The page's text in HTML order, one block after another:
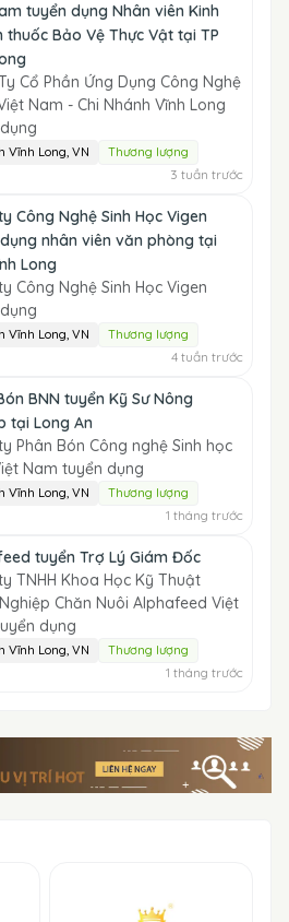
tuyển dụng Nhân viên Kinh
thuốc Bảo Vệ Thực Vật tại TP
Cổ Phần Ứng Dụng Công Nghệ
Nam - Chi Nhánh Vĩnh Long
Vĩnh Long, VN Thương lượng
3 tuần trước
Công Nghệ Sinh Học Vigen
nhân viên văn phòng tại
Long
Công Nghệ Sinh Học Vigen
Vĩnh Long, VN Thương lượng
4 tuần trước
BNN tuyển Kỹ Sư Nông
tại Long An
Phân Bón Công nghệ Sinh học
Nam tuyển dụng
Vĩnh Long, VN Thương lượng
1 tháng trước
tuyển Trợ Lý Giám Đốc
TNHH Khoa Học Kỹ Thuật
Chăn Nuôi Alphafeed Việt
dụng
Vĩnh Long, VN Thương lượng
1 tháng trước